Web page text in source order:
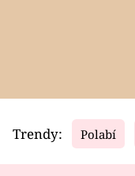
Video
Trendy: Polabí